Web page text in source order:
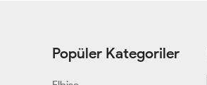
Popüler Kategoriler